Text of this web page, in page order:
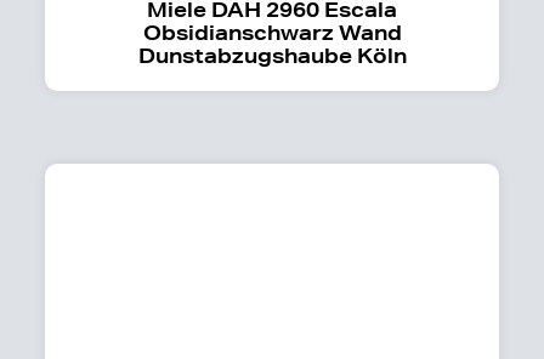
Miele DAH 2960 Escala
Obsidianschwarz Wand
Dunstabzugshaube Köln